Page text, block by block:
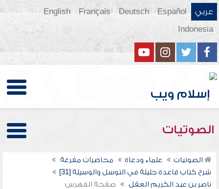
عربي Español
Deutsch
Français
English
Indonesia
الصوتيات
الصوتيات علماء ودعاة
محاضرات مفرغة
شرح كتاب قاعدة جليلة في التوسل والوسيلة [31]
ناصر بن عبد الكريم العقل
صفحة الفهرس